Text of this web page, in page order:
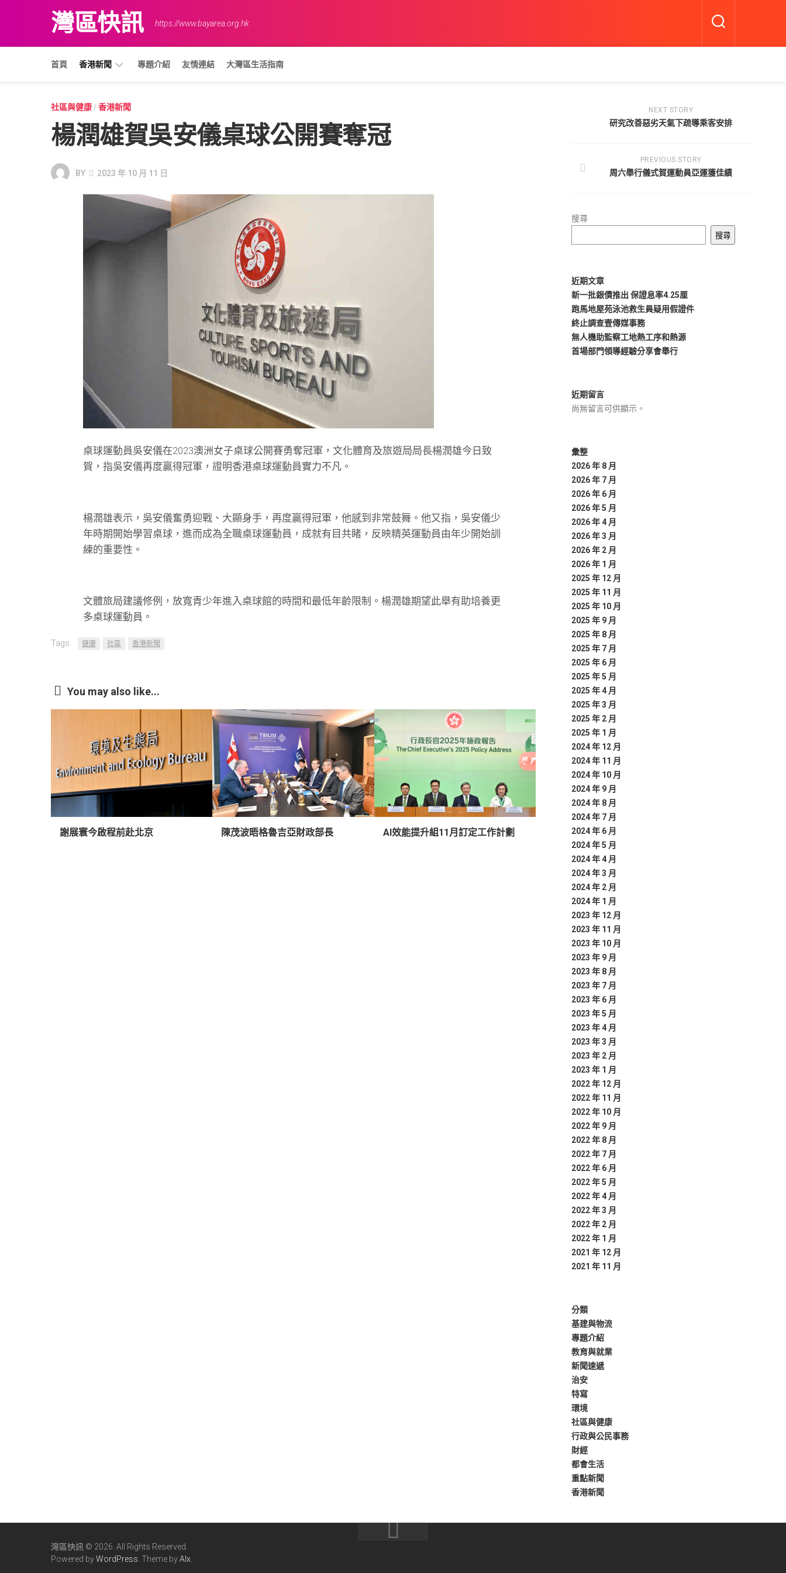
灣區快訊 https://www.bayarea.org.hk
首頁 香港新聞
基
與
物
教
與
治
聞
健
康
公
民
事
務
都
會
活
專題介紹 友情連結 大灣區生活指南
社區與健康 /香港新聞
楊潤雄賀吳安儀桌球公開賽奪冠
BY 2023 年 10 月 11 日
桌球運動員吳安儀在2023澳洲女子桌球公開賽勇奪冠軍，文化體育及旅遊局局長楊潤雄今日致
賀，指吳安儀再度贏得冠軍，證明香港桌球運動員實力不凡。
楊潤雄表示，吳安儀奮勇迎戰、大顯身手，再度贏得冠軍，他感到非常鼓舞。他又指，吳安儀少
年時期開始學習桌球，進而成為全職桌球運動員，成就有目共睹，反映精英運動員由年少開始訓
練的重要性。
文體旅局建議修例，放寬青少年進入桌球館的時間和最低年齡限制。楊潤雄期望此舉有助培養更
多桌球運動員。
Tags: 健康 社區 香港新聞
You may also like...
謝展寰今啟程前赴北京 陳茂波晤格魯吉亞財政部長 AI效能提升組11月訂定工作計劃
NEXT STORY
研究改善惡劣天氣下疏導乘客安排
PREVIOUS STORY
周六舉行儀式賀運動員亞運獲佳績
搜尋
搜尋
近期文章
新一批銀債推出 保證息率4.25厘
跑馬地屋苑泳池救生員疑用假證件
終止調查壹傳媒事務
無人機助監察工地熱工序和熱源
首場部門領導經驗分享會舉行
近期留言
尚無留言可供顯示。
彙整
2026 年 8 月
2026 年 7 月
2026 年 6 月
2026 年 5 月
2026 年 4 月
2026 年 3 月
2026 年 2 月
2026 年 1 月
2025 年 12 月
2025 年 11 月
2025 年 10 月
2025 年 9 月
2025 年 8 月
2025 年 7 月
2025 年 6 月
2025 年 5 月
2025 年 4 月
2025 年 3 月
2025 年 2 月
2025 年 1 月
2024 年 12 月
2024 年 11 月
2024 年 10 月
2024 年 9 月
2024 年 8 月
2024 年 7 月
2024 年 6 月
2024 年 5 月
2024 年 4 月
2024 年 3 月
2024 年 2 月
2024 年 1 月
2023 年 12 月
2023 年 11 月
2023 年 10 月
2023 年 9 月
2023 年 8 月
2023 年 7 月
2023 年 6 月
2023 年 5 月
2023 年 4 月
2023 年 3 月
2023 年 2 月
2023 年 1 月
2022 年 12 月
2022 年 11 月
2022 年 10 月
2022 年 9 月
2022 年 8 月
2022 年 7 月
2022 年 6 月
2022 年 5 月
2022 年 4 月
2022 年 3 月
2022 年 2 月
2022 年 1 月
2021 年 12 月
2021 年 11 月
分類
基建與物流
專題介紹
教育與就業
新聞速遞
治安
特寫
環境
社區與健康
行政與公民事務
財經
都會生活
重點新聞
香港新聞
灣區快訊 © 2026. All Rights Reserved.
Powered byWordPress . Theme byAlx